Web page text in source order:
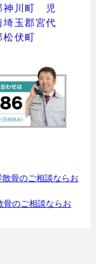
神川町
児
埼玉郡宮代
松伏町
骨のご相談ならお
のご相談ならお